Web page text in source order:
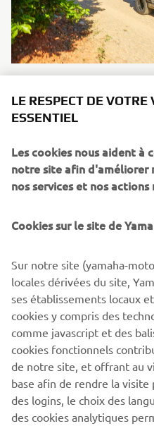
En savoir plus
Véhicules personnels
En savoir plus
LE RESPECT DE VOTRE
ESSENTIEL
Les cookies nous aident à
notre site afin d'améliorer
nos services et nos
Cookies sur le site de
Sur notre site (yamaha-
locales dérivées du site,
ses établissements locaux
cookies y compris des
comme javascript et des
cookies fonctionnels
de notre site, et offrant au
base afin de rendre la
des logins, le choix des
des cookies analytiques